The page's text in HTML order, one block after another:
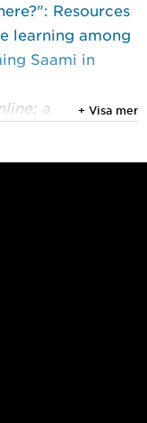
Resources
learning among
Saami in
a
+ Visa mer